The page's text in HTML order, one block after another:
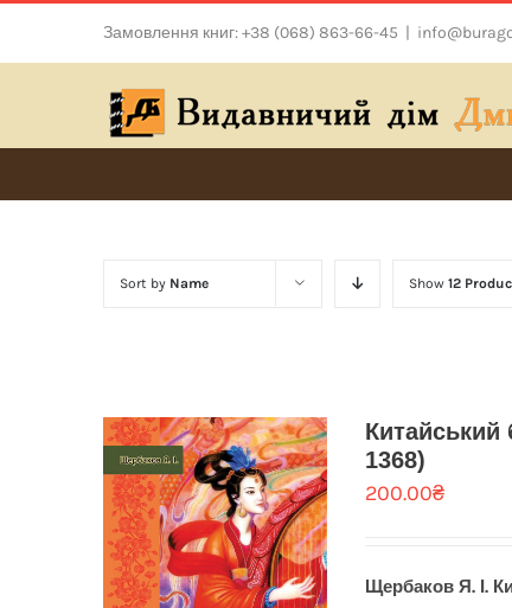
Замовлення книг: +38 (068) 863-66-45 |
Sort by Name Show 12
1368)
200.00₴
Щербаков Я. І.